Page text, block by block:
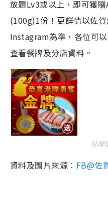
放題Lv3或以上，即可獲
(100g)1份！更詳情以佐
Instagram為準，各位可
查看餐牌及分店資料。
點擊
資料及圖片來源︰ FB@佐